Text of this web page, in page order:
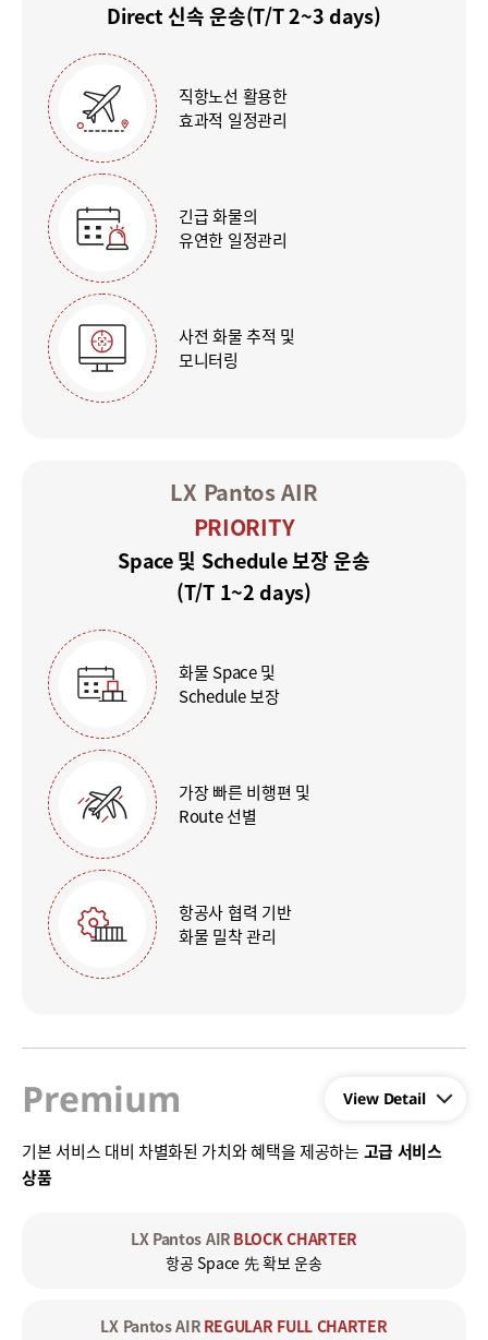
Direct 신속 운송(T/T 2~3 days)
직항노선 활용한
효과적 일정관리
긴급 화물의
유연한 일정관리
사전 화물 추적 및
모니터링
LX Pantos AIR
PRIORITY
Space 및 Schedule 보장 운송
(T/T 1~2 days)
화물 Space 및
Schedule 보장
가장 빠른 비행편 및
Route 선별
항공사 협력 기반
화물 밀착 관리
Premium
기본 서비스 대비 차별화된 가치와 혜택을 제공하는 고급 서비스
상품
LX Pantos AIR BLOCK CHARTER
항공 Space 先 확보 운송
LX Pantos AIR REGULAR FULL CHARTER